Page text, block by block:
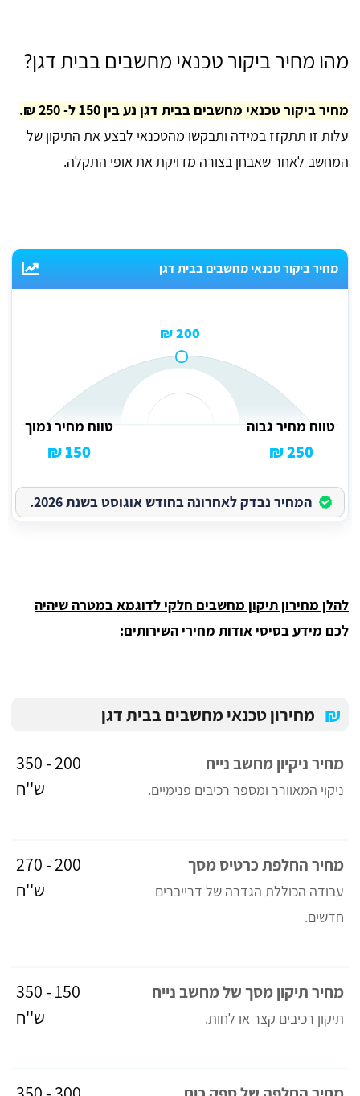
מהו מחיר ביקור טכנאי מחשבים בבית דגן?
מחיר ביקור טכנאי מחשבים בבית דגן נע בין 150 ל- 250 ₪.
עלות זו תתקזז במידה ותבקשו מהטכנאי לבצע את התיקון של
המחשב לאחר שאבחן בצורה מדויקת את אופי התקלה.
מחיר ביקור טכנאי מחשבים בבית דגן
200 ₪
טווח מחיר גבוה
250 ₪
טווח מחיר נמוך
150 ₪
המחיר נבדק לאחרונה בחודש אוגוסט בשנת 2026.
להלן מחירון תיקון מחשבים חלקי לדוגמא במטרה שיהיה
לכם מידע בסיסי אודות מחירי השירותים:
₪ מחירון טכנאי מחשבים בבית דגן
מחיר ניקיון מחשב נייח
ניקוי המאוורר ומספר רכיבים פנימיים.
200 - 350
ש''ח
מחיר החלפת כרטיס מסך
עבודה הכוללת הגדרה של דרייברים
חדשים.
200 - 270
ש''ח
מחיר תיקון מסך של מחשב נייח
תיקון רכיבים קצר או לחות.
150 - 350
ש''ח